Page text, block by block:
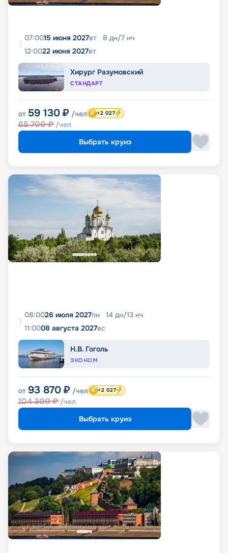
07:0015 июня 2027вт 8 дн/7 нч
12:0022 июня 2027вт
Хирург Разумовский
СТАНДАРТ
от 59 130 ₽ /чел
65 700₽ /чел
+2 027
Выбрать круиз
08:0026 июля 2027пн 14 дн/13 нч
11:0008 августа 2027вс
Н.В. Гоголь
ЭКОНОМ
от 93 870 ₽ /чел
104 300₽ /чел
+2 027
Выбрать круиз